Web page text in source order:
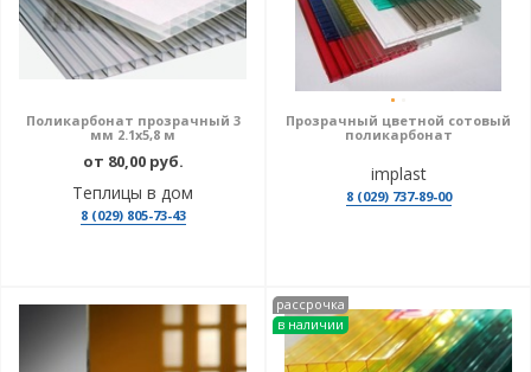
Поликарбонат прозрачный 3
мм 2.1х5,8 м
от 80,00 руб.
Теплицы в дом
8 (029) 805-73-43
Прозрачный цветной сотовый
поликарбонат
implast
8 (029) 737-89-00
рассрочка
в наличии